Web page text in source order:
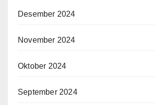
Desember 2024
November 2024
Oktober 2024
September 2024